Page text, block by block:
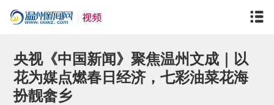
央视《中国新闻》聚焦温州文成｜以
花为媒点燃春日经济，七彩油菜花海
扮靓畲乡